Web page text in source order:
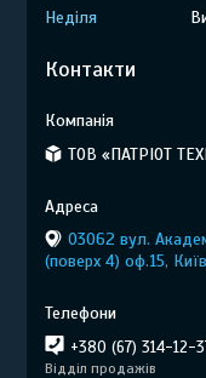
Неділя
Контакти
ТОВ «ПАТРІОТ
03062 вул.
(поверх 4) оф.15,
+380 (67) 314-12-
Відділ продажів